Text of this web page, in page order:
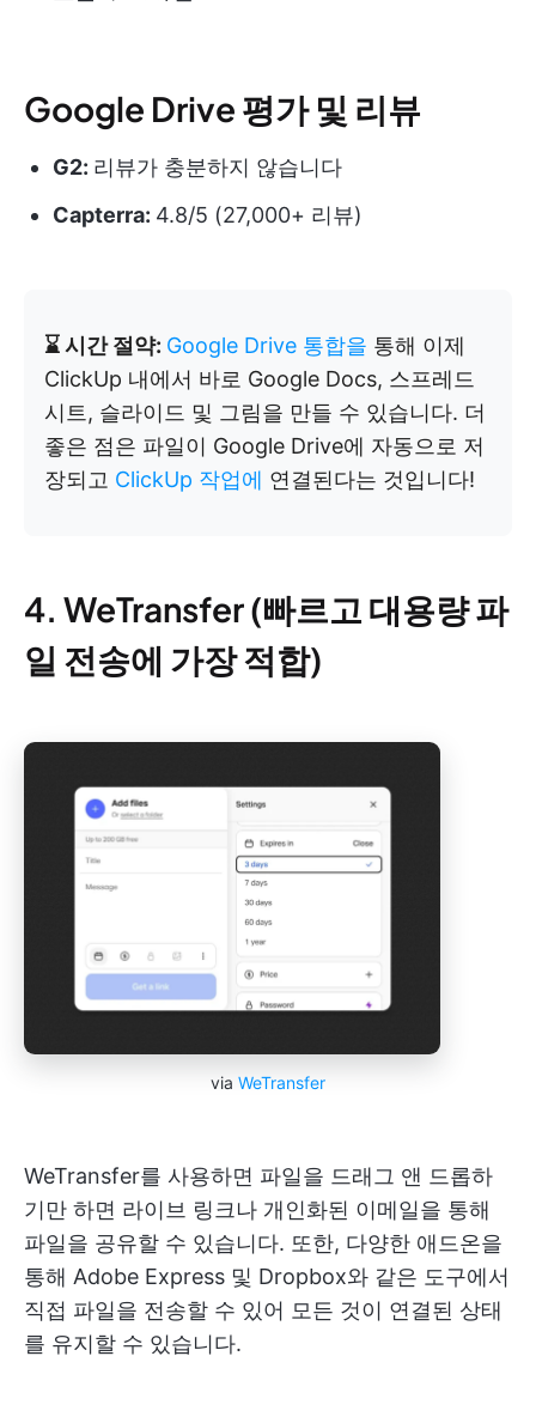
Google Drive 평가 및 리뷰
G2: 리뷰가 충분하지 않습니다
Capterra: 4.8/5 (27,000+ 리뷰)
⌛ 시간 절약: Google Drive 통합을 통해 이제
ClickUp 내에서 바로 Google Docs, 스프레드
시트, 슬라이드 및 그림을 만들 수 있습니다. 더
좋은 점은 파일이 Google Drive에 자동으로 저
장되고 ClickUp 작업에 연결된다는 것입니다!
4. WeTransfer (빠르고 대용량 파
일 전송에 가장 적합)
via WeTransfer
WeTransfer를 사용하면 파일을 드래그 앤 드롭하
기만 하면 라이브 링크나 개인화된 이메일을 통해
파일을 공유할 수 있습니다. 또한, 다양한 애드온을
통해 Adobe Express 및 Dropbox와 같은 도구에서
직접 파일을 전송할 수 있어 모든 것이 연결된 상태
를 유지할 수 있습니다.